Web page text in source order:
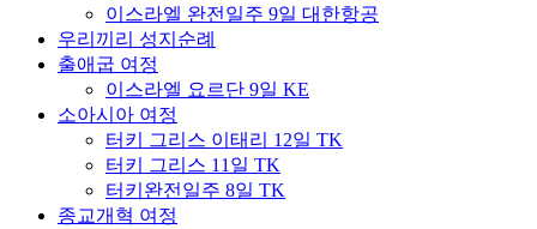
이스라엘 완전일주 9일 대한항공
우리끼리 성지순례
출애굽 여정
이스라엘 요르단 9일 KE
소아시아 여정
터키 그리스 이태리 12일 TK
터키 그리스 11일 TK
터키완전일주 8일 TK
종교개혁 여정